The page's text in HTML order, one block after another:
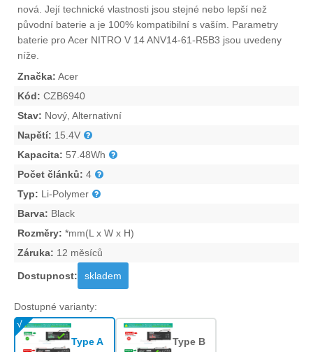
nová. Její technické vlastnosti jsou stejné nebo lepší než
původní baterie a je 100% kompatibilní s vaším. Parametry
baterie pro Acer NITRO V 14 ANV14-61-R5B3 jsou uvedeny
níže.
Značka: Acer
Kód: CZB6940
Stav: Nový, Alternativní
Napětí: 15.4V
Kapacita: 57.48Wh
Počet článků: 4
Typ: Li-Polymer
Barva: Black
Rozměry: *mm(L x W x H)
Záruka: 12 měsíců
Dostupnost: skladem
Dostupné varianty:
Type A Type B